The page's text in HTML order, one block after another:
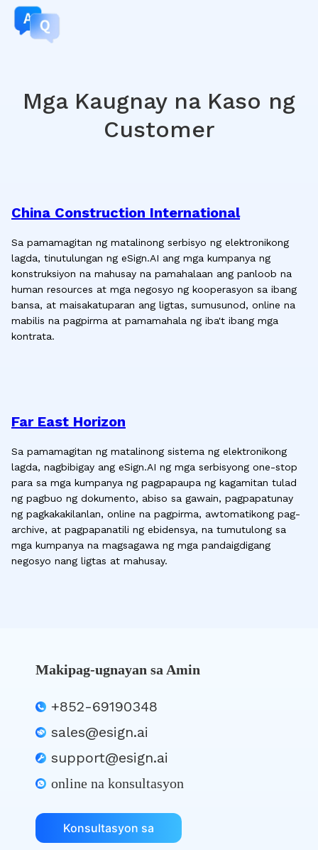
Mga Kaugnay na Kaso ng
Customer
China Construction International
Sa pamamagitan ng matalinong serbisyo ng elektronikong
lagda, tinutulungan ng eSign.AI ang mga kumpanya ng
konstruksiyon na mahusay na pamahalaan ang panloob na
human resources at mga negosyo ng kooperasyon sa ibang
bansa, at maisakatuparan ang ligtas, sumusunod, online na
mabilis na pagpirma at pamamahala ng iba't ibang mga
kontrata.
Far East Horizon
Sa pamamagitan ng matalinong sistema ng elektronikong
lagda, nagbibigay ang eSign.AI ng mga serbisyong one-stop
para sa mga kumpanya ng pagpapaupa ng kagamitan tulad
ng pagbuo ng dokumento, abiso sa gawain, pagpapatunay
ng pagkakakilanlan, online na pagpirma, awtomatikong pag-
archive, at pagpapanatili ng ebidensya, na tumutulong sa
mga kumpanya na magsagawa ng mga pandaigdigang
negosyo nang ligtas at mahusay.
Makipag-ugnayan sa Amin
+852-69190348
sales@esign.ai
support@esign.ai
online na konsultasyon
Konsultasyon sa